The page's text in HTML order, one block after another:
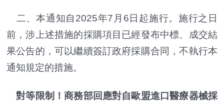
二、本通知自2025年7月6日起施行。施行之日
前，涉上述措施的採購項目已經發布中標、成交結
果公告的，可以繼續簽訂政府採購合同，不執行本
通知規定的措施。
對等限制！商務部回應對自歐盟進口醫療器械採